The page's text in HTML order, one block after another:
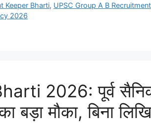
Keeper Bharti, UPSC Group A B Recruitment
2026
2026: पूर्व
बड़ा मौका, बिना